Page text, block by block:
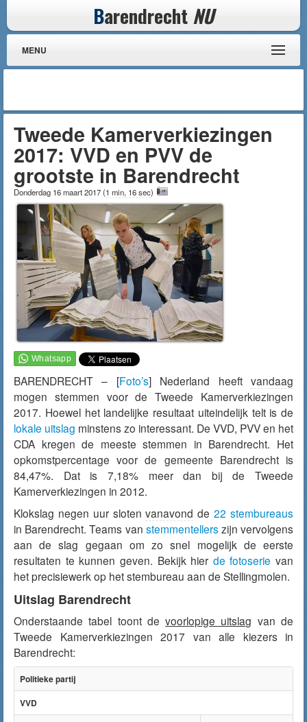
Barendrecht NU
MENU
Tweede Kamerverkiezingen
2017: VVD en PVV de
grootste in Barendrecht
Donderdag 16 maart 2017(1 min, 16 sec)
BARENDRECHT – [Foto’s] Nederland heeftvandaag
mogen stemmen voor de Tweede Kamerverkiezingen
2017. Hoewel het landelijke resultaat uiteindelijk telt is de
lokale uitslag minstens zo interessant. De VVD, PVV en het
CDA kregen de meeste stemmen in Barendrecht. Het
opkomstpercentage voor de gemeente Barendrecht is
84,47%. Dat is 7,18% meer dan bij de Tweede
Kamerverkiezingen in 2012.
Klokslag negen uur slotenvanavond de22 stembureaus
in Barendrecht. Teams van stemmentellerszijn vervolgens
aan de slag gegaan om zo snel mogelijk de eerste
resultaten te kunnen geven. Bekijk hier de fotoserie van
het precisiewerk op het stembureau aan de Stellingmolen.
Uitslag Barendrecht
Onderstaande tabel toont devoorlopige uitslag van de
Tweede Kamerverkiezingen 2017 van alle kiezers in
Barendrecht:
Politieke partij
VVD